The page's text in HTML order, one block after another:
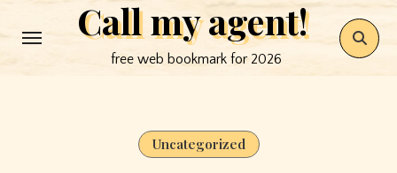
to
Call my agent!
free web bookmark for 2026
Uncategorized